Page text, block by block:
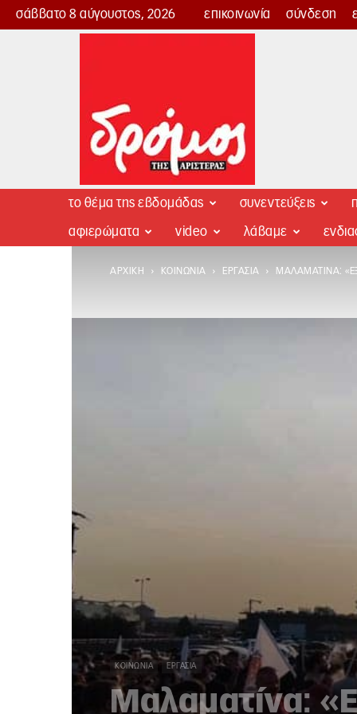
σάββατο 8 αύγουστος, 2026 επικοινωνία σύνδεση
Δρόμος
το θέμα της εβδομάδας συνεντεύξεις
αφιερώματα video λάβαμε
ΑΡΧΙΚΉ ΚΟΙΝΩΝΊΑ ΕΡΓΑΣΊΑ ΜΑΛΑΜΑΤΊΝΑ:
ΚΟΙΝΩΝΊΑ ΕΡΓΑΣΊΑ
Μαλαματίνα: